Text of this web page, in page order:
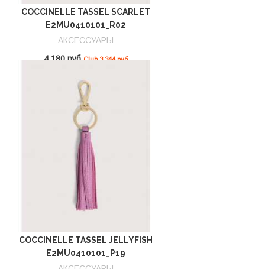
COCCINELLE TASSEL SCARLET
E2MU0410101_R02
АКСЕССУАРЫ
4 180 рубClub 3 344 руб
COCCINELLE TASSEL JELLYFISH
E2MU0410101_P19